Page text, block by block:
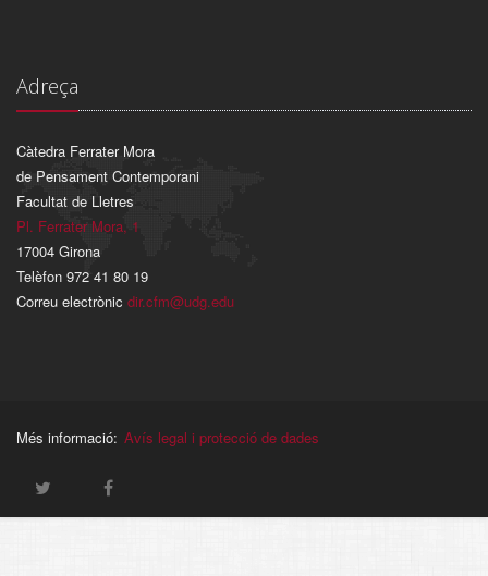
Adreça
Càtedra Ferrater Mora
de Pensament Contemporani
Facultat de Lletres
Pl. Ferrater Mora, 1
17004 Girona
Telèfon 972 41 80 19
Correu electrònic dir.cfm@udg.edu
Més informació: Avís legal i protecció de dades